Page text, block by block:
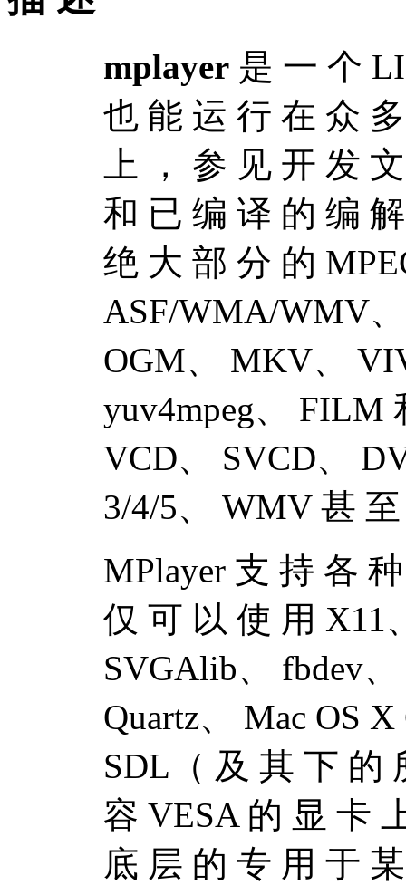
mplayer 是 一 个
也 能 运 行 在 众
上 ， 参 见 开 发
和 已 编 译 的 编
绝 大 部 分 的
ASF/WMA/WMV
OGM、 MKV、
yuv4mpeg、 FILM
VCD、 SVCD、
3/4/5、 WMV 甚
MPlayer 支 持 各
仅 可 以 使 用 X11
SVGAlib、 fbdev
Quartz、 Mac OS
SDL（ 及 其 下 的
容 VESA 的 显 卡
底 层 的 专 用 于